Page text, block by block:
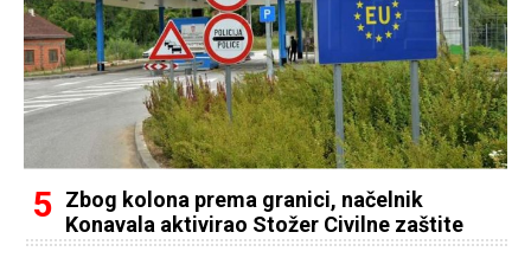
Zbog kolona prema granici, načelnik
Konavala aktivirao Stožer Civilne zaštite